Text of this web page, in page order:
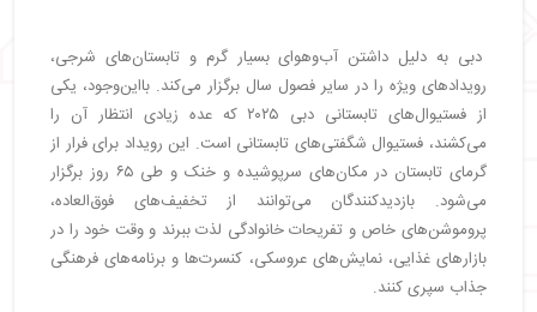
دبی به دلیل داشتن آب‌وهوای بسیار گرم و تابستان‌های شرجی،
رویدادهای ویژه را در سایر فصول سال برگزار می‌کند. بااین‌وجود، یکی
از فستیوال‌های تابستانی دبی ۲۰۲۵ که عده زیادی انتظار آن را
می‌کشند، فستیوال شگفتی‌های تابستانی است. این رویداد برای فرار از
گرمای تابستان در مکان‌های سرپوشیده و خنک و طی ۶۵ روز برگزار
می‌شود. بازدیدکنندگان می‌توانند از تخفیف‌های فوق‌العاده،
پروموشن‌های خاص و تفریحات خانوادگی لذت ببرند و وقت خود را در
بازارهای غذایی، نمایش‌های عروسکی، کنسرت‌ها و برنامه‌های فرهنگی
جذاب سپری کنند.